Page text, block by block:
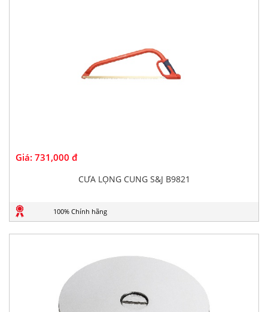
Giá: 731,000 đ
CƯA LỌNG CUNG S&J B9821
100% Chính hãng